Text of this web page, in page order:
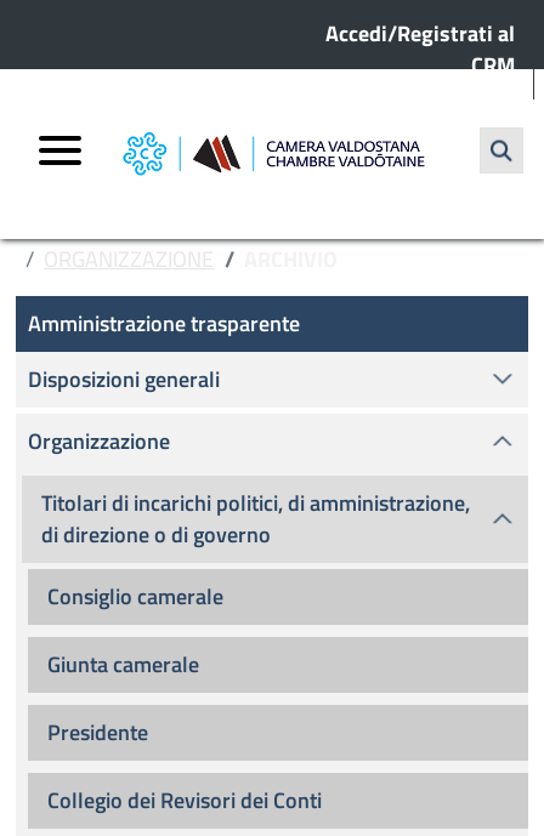
Menu profilo utente
Accedi/Registrati al
CRM
Cerca
ORGANIZZAZIONE
Amministrazione Trasparente
Amministrazione trasparente
Disposizioni generali
Organizzazione
Titolari di incarichi politici, di amministrazione,
di direzione o di governo
Consiglio camerale
Giunta camerale
Presidente
Collegio dei Revisori dei Conti